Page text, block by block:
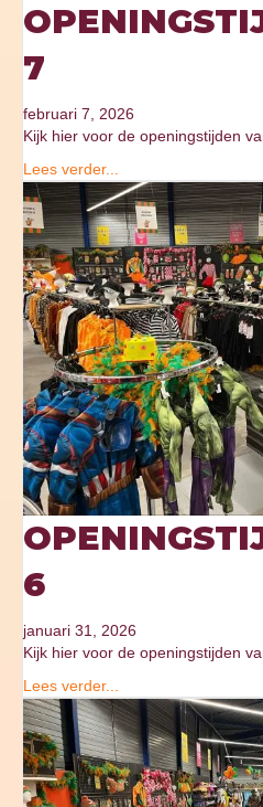
7
februari 7, 2026
Kijk hier voor de openingstijden
Lees verder...
6
januari 31, 2026
Kijk hier voor de openingstijden
Lees verder...